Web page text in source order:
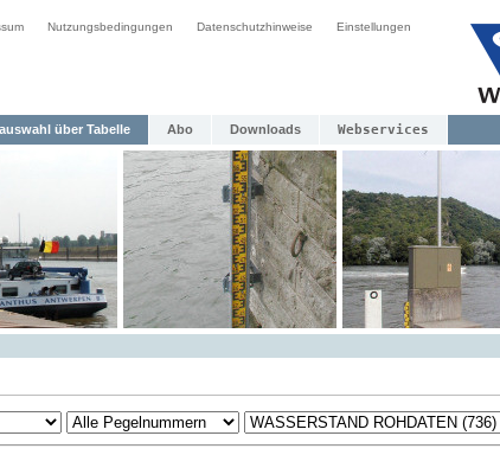
Nutzungsbedingungen Datenschutzhinweise Einstellungen
über Tabelle Abo Downloads Webservices